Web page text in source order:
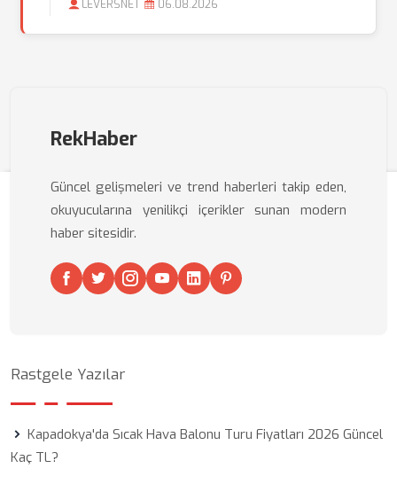
LEVERSNET 06.08.2026
RekHaber
Güncel gelişmeleri ve trend haberleri takip eden,
okuyucularına yenilikçi içerikler sunan modern
haber sitesidir.
Rastgele Yazılar
Kapadokya'da Sıcak Hava Balonu Turu Fiyatları 2026 Güncel
Kaç TL?